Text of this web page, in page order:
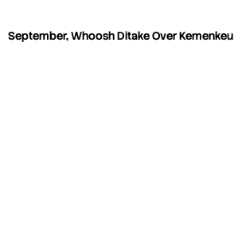
September, Whoosh Ditake Over Kemenkeu